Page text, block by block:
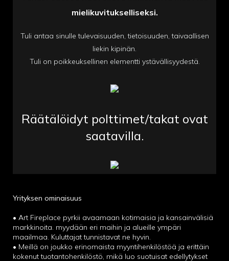
mielikuvitukselliseksi.
Tuli antaa sinulle tulevaisuuden, tietoisuuden, taivaallisen
liekin kipinän.
Tuli on poikkeuksellinen elementti ystävällisyydestä.
Räätälöidyt polttimet/takat ovat
saatavilla.
Yrityksen ominaisuus
• Art Fireplace pyrkii avaamaan kotimaisia ​​ja kansainvälisiä
markkinoita. myydään eri maihin ja alueille ympäri
maailmaa. Kuluttajat tunnistavat ne hyvin.
• Meillä on joukko erinomaista myyntihenkilöstöä ja erittäin
kokenut tuotantohenkilöstö, mikä luo suotuisat edellytykset